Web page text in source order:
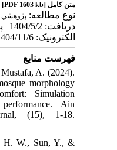
متن کامل[PDF 1603 kb]
نوع مطالعه: پژوهشي
الکترونیک: 1404/11/6
فهرست منابع
A. (2024).
morphology
Simulation
Ain
(15), 1-18.
H. W., Sun, Y., &